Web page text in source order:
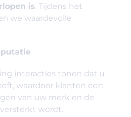
is. Tijdens het
we waardevolle
interacties tonen dat u
waardoor klanten een
van uw merk en de
versterkt wordt.